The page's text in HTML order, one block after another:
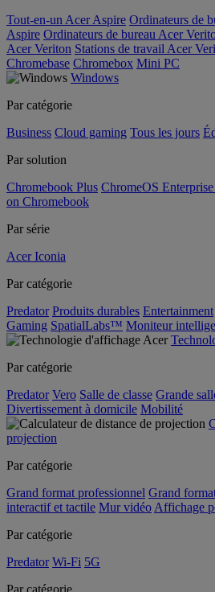
Tout-en-un Acer Aspire Ordinateurs de
Aspire Ordinateurs de bureau Acer
Acer Veriton Stations de travail Acer
Chromebase Chromebox Mini PC
Windows
Par catégorie
Business Cloud gaming Tous les jours
Par solution
Chromebook Plus ChromeOS
on Chromebook
Par série
Acer Iconia
Par catégorie
Predator Produits durables Entertainment
Gaming SpatialLabs™ Moniteur
Par catégorie
Predator Vero Salle de classe Grande
Divertissement à domicile Mobilité
projection
Par catégorie
Grand format professionnel Grand
interactif et tactile Mur vidéo Affichage
Par catégorie
Predator Wi-Fi 5G
Par catégorie